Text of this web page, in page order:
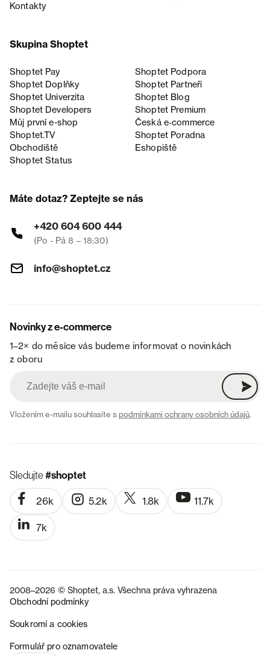
Kontakty
Skupina Shoptet
Shoptet Pay
Shoptet Podpora
Shoptet Doplňky
Shoptet Partneři
Shoptet Univerzita
Shoptet Blog
Shoptet Developers
Shoptet Premium
Můj první e-shop
Česká e‑commerce
Shoptet.TV
Shoptet Poradna
Obchodiště
Eshopiště
Shoptet Status
Máte dotaz? Zeptejte se nás
+420 604 600 444
(Po - Pá 8 – 18:30)
info@shoptet.cz
Novinky z e-commerce
1–2× do měsíce vás budeme informovat o novinkách
z oboru
Vložením e-mailu souhlasíte spodmínkami ochrany osobních údajů.
Sledujte#shoptet
26k 5.2k 1.8k 11.7k
7k
2008–2026 © Shoptet, a.s. Všechna práva vyhrazena
Obchodní podmínky
Soukromí a cookies
Formulář pro oznamovatele